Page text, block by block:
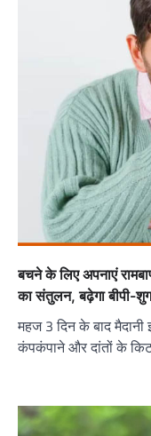
बचने के लिए अपनाएं
का संतुलन, बढ़ेगा बीपी-
महज 3 दिन के बाद
कंपकंपाने और दांतों के